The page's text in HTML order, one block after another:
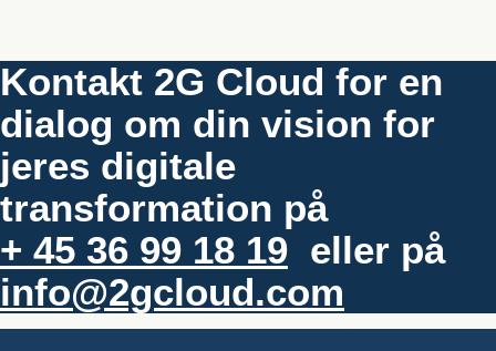
Kontakt 2G Cloud for en
dialog om din vision for
jeres digitale
transformation på
+ 45 36 99 18 19 eller på
info@2gcloud.com